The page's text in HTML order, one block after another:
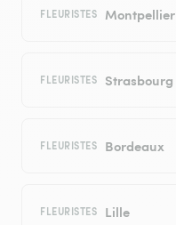
FLEURISTES Montpellier
FLEURISTES Strasbourg
FLEURISTES Bordeaux
FLEURISTES Lille